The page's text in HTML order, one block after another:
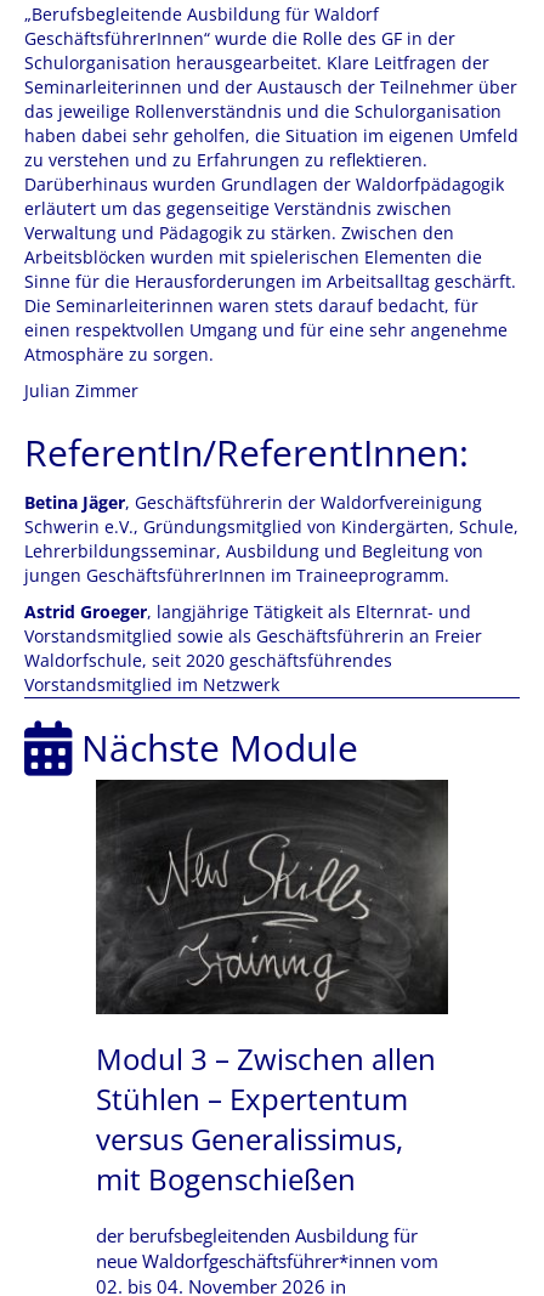
„Berufsbegleitende Ausbildung für Waldorf
GeschäftsführerInnen“ wurde die Rolle des GF in der
Schulorganisation herausgearbeitet. Klare Leitfragen der
Seminarleiterinnen und der Austausch der Teilnehmer über
das jeweilige Rollenverständnis und die Schulorganisation
haben dabei sehr geholfen, die Situation im eigenen Umfeld
zu verstehen und zu Erfahrungen zu reflektieren.
Darüberhinaus wurden Grundlagen der Waldorfpädagogik
erläutert um das gegenseitige Verständnis zwischen
Verwaltung und Pädagogik zu stärken. Zwischen den
Arbeitsblöcken wurden mit spielerischen Elementen die
Sinne für die Herausforderungen im Arbeitsalltag geschärft.
Die Seminarleiterinnen waren stets darauf bedacht, für
einen respektvollen Umgang und für eine sehr angenehme
Atmosphäre zu sorgen.
Julian Zimmer
ReferentIn/ReferentInnen:
Betina Jäger, Geschäftsführerin der Waldorfvereinigung
Schwerin e.V., Gründungsmitglied von Kindergärten, Schule,
Lehrerbildungsseminar, Ausbildung und Begleitung von
jungen GeschäftsführerInnen im Traineeprogramm.
Astrid Groeger, langjährige Tätigkeit als Elternrat- und
Vorstandsmitglied sowie als Geschäftsführerin an Freier
Waldorfschule, seit 2020 geschäftsführendes
Vorstandsmitglied im Netzwerk
Nächste Module
Modul 3 – Zwischen allen
Stühlen – Expertentum
versus Generalissimus,
mit Bogenschießen
der berufsbegleitenden Ausbildung für
neue Waldorfgeschäftsführer*innen vom
02. bis 04. November 2026 in